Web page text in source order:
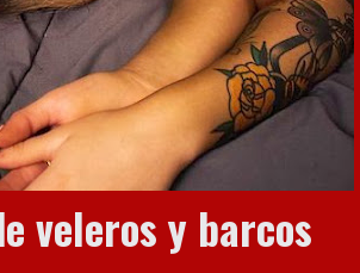
veleros y barcos